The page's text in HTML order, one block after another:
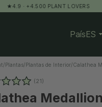
+4.500 PLANT LOVERS •
País
/Plantas/Plantas de Interior/Calathea
(21)